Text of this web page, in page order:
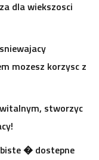
dla wiekszosci
mozesz korzysc z
stworzyc
� dostepne